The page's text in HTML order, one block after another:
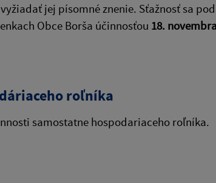
jej písomné znenie. Sťažnosť sa
Obce Borša účinnosťou 18.
roľníka
samostatne hospodariaceho roľníka.